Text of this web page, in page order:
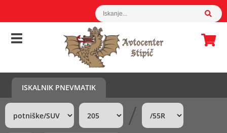
ISKALNIK PNEVMATIK
/